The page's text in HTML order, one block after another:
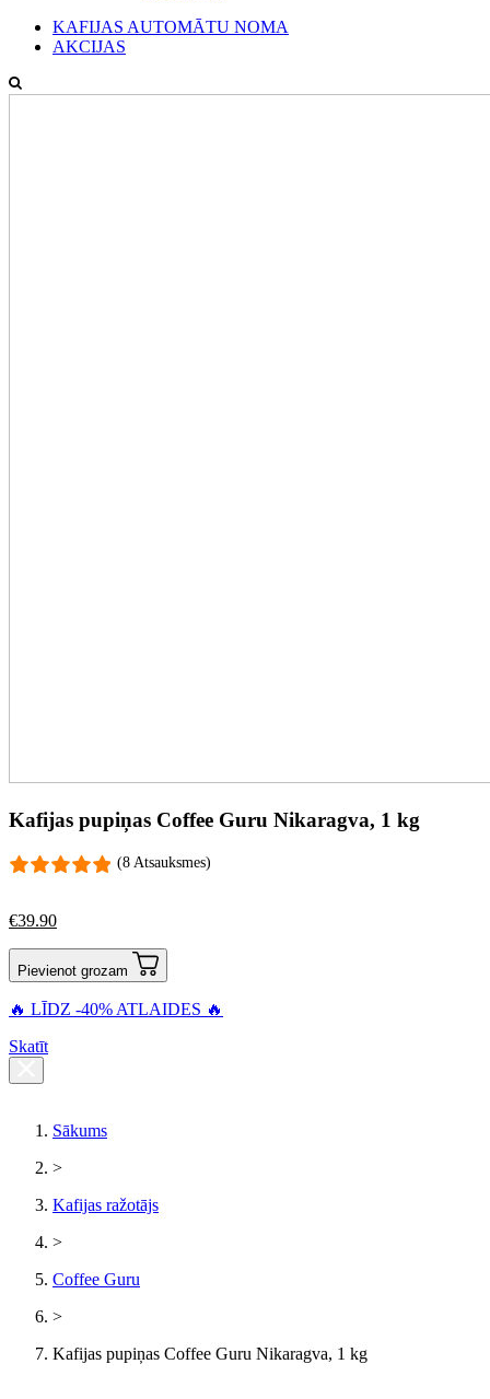
KAFIJAS AUTOMĀTU NOMA
AKCIJAS
Kafijas pupiņas Coffee Guru Nikaragva, 1 kg
(8 Atsauksmes)
€39.90
Pievienot grozam
🔥 LĪDZ -40% ATLAIDES 🔥
Skatīt
Sākums
>
Kafijas ražotājs
>
Coffee Guru
>
Kafijas pupiņas Coffee Guru Nikaragva, 1 kg